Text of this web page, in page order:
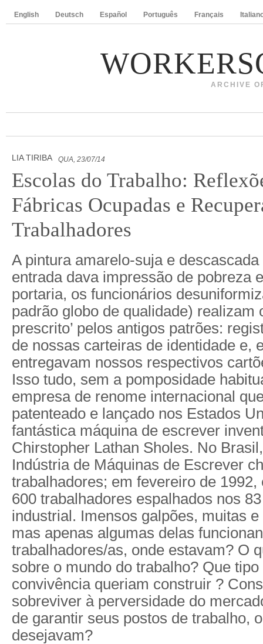
English Deutsch Español Português Français
ARCHIVE
LIA TIRIBA QUA, 23/07/14
Escolas do Trabalho:
Fábricas Ocupadas e
Trabalhadores
A pintura amarelo-suja e
entrada dava impressão de pobreza
portaria, os funcionários
padrão globo de qualidade) realizam
prescrito’ pelos antigos patrões:
de nossas carteiras de identidade e,
entregavam nossos respectivos
Isso tudo, sem a pomposidade
empresa de renome internacional
patenteado e lançado nos Estados
fantástica máquina de escrever
Chirstopher Lathan Sholes. No
Indústria de Máquinas de Escrever
trabalhadores; em fevereiro de 1992,
600 trabalhadores espalhados nos
industrial. Imensos galpões, muitas
mas apenas algumas delas
trabalhadores/as, onde estavam? O
sobre o mundo do trabalho? Que
convivência queriam construir ?
sobreviver à perversidade do
de garantir seus postos de trabalho,
desejavam?